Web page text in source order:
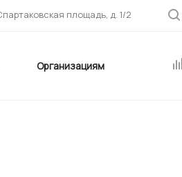
площадь, д. 1/2
Организациям